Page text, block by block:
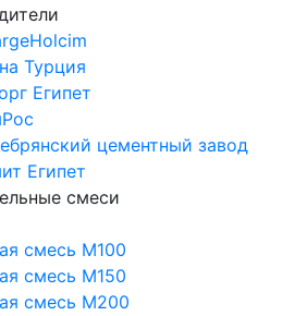
Турция
Египет
цементный завод
Египет
смеси
смесь М100
смесь М150
смесь М200